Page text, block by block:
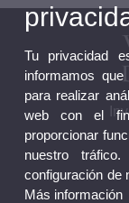
Tu privacidad
informamos
para realizar
web con el fin
proporcionar
nuestro
configuración de
Más información